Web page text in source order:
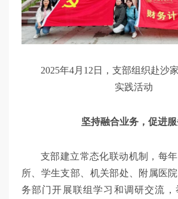
2025年4月12日，支部组织赴沙
实践活动
坚持融合业务，促进
支部建立常态化联动机制，每
所、学生支部、机关部处、附属医
务部门开展联组学习和调研交流，